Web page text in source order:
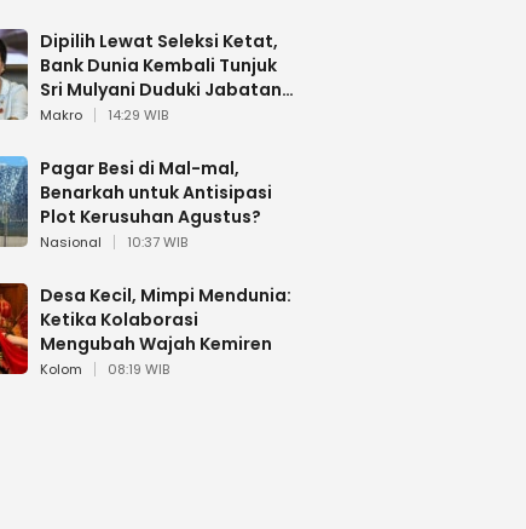
Dipilih Lewat Seleksi Ketat,
Bank Dunia Kembali Tunjuk
Sri Mulyani Duduki Jabatan
Strategis
Makro 14:29 WIB
Pagar Besi di Mal-mal,
Benarkah untuk Antisipasi
Plot Kerusuhan Agustus?
Nasional 10:37 WIB
Desa Kecil, Mimpi Mendunia:
Ketika Kolaborasi
Mengubah Wajah Kemiren
Kolom 08:19 WIB